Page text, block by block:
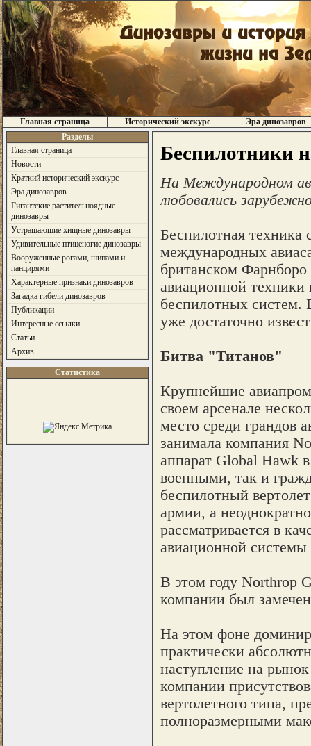
Главная страница Исторический экскурс
Эра динозавров
Разделы
Главная страница
Новости
Краткий исторический экскурс
Эра динозавров
Гигантские растительноядные
динозавры
Устрашающие хищные динозавры
Удивительные птиценогие динозавры
Вооруженные рогами, шипами и
панцирями
Характерные признаки динозавров
Загадка гибели динозавров
Публикации
Интересные ссылки
Статьи
Архив
Статистика
Беспилотники
На Международном
любовались
Беспилотная техника
международных
британском
авиационной техники
беспилотных систем.
уже достаточно
Битва "Титанов"
Крупнейшие
своем арсенале
место среди грандов
занимала компания
аппарат Global Hawk
военными, так и
беспилотный
армии, а
рассматривается в
авиационной
В этом году Northrop
компании был
На этом фоне
практически
наступление на
компании
вертолетного типа,
полноразмерными